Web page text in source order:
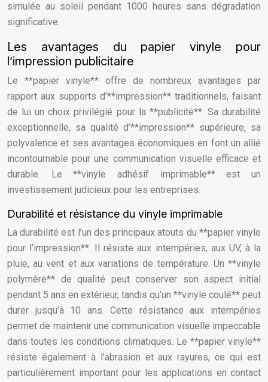
simulée au soleil pendant 1000 heures sans dégradation
significative.
Les avantages du papier vinyle pour
l’impression publicitaire
Le **papier vinyle** offre de nombreux avantages par
rapport aux supports d’**impression** traditionnels, faisant
de lui un choix privilégié pour la **publicité**. Sa durabilité
exceptionnelle, sa qualité d’**impression** supérieure, sa
polyvalence et ses avantages économiques en font un allié
incontournable pour une communication visuelle efficace et
durable. Le **vinyle adhésif imprimable** est un
investissement judicieux pour les entreprises.
Durabilité et résistance du vinyle imprimable
La durabilité est l’un des principaux atouts du **papier vinyle
pour l’impression**. Il résiste aux intempéries, aux UV, à la
pluie, au vent et aux variations de température. Un **vinyle
polymère** de qualité peut conserver son aspect initial
pendant 5 ans en extérieur, tandis qu’un **vinyle coulé** peut
durer jusqu’à 10 ans. Cette résistance aux intempéries
permet de maintenir une communication visuelle impeccable
dans toutes les conditions climatiques. Le **papier vinyle**
résiste également à l’abrasion et aux rayures, ce qui est
particulièrement important pour les applications en contact